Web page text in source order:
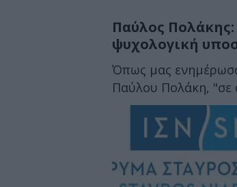
Παύλος
ψυχολογική
Όπως μας
Παύλου Πολάκη, "σε